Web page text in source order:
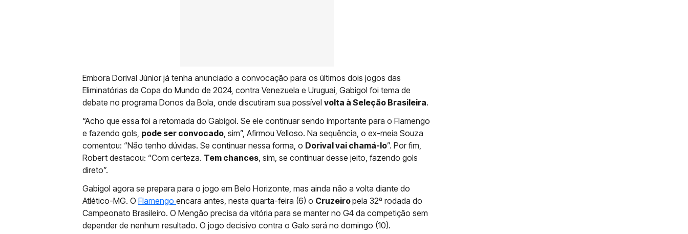
Embora Dorival Júnior já tenha anunciado a convocação para os últimos dois jogos das
Eliminatórias da Copa do Mundo de 2024, contra Venezuela e Uruguai, Gabigol foi tema de
debate no programa Donos da Bola, onde discutiram sua possível volta à Seleção Brasileira.
“Acho que essa foi a retomada do Gabigol. Se ele continuar sendo importante para o Flamengo
e fazendo gols, pode ser convocado, sim”, Afirmou Velloso. Na sequência, o ex-meia Souza
comentou: “Não tenho dúvidas. Se continuar nessa forma, o Dorival vai chamá-lo”. Por fim,
Robert destacou: “Com certeza. Tem chances, sim, se continuar desse jeito, fazendo gols
direto”.
Gabigol agora se prepara para o jogo em Belo Horizonte, mas ainda não a volta diante do
Atlético-MG. O Flamengo encara antes, nesta quarta-feira (6) o Cruzeiropela 32ª rodada do
Campeonato Brasileiro. O Mengão precisa da vitória para se manter no G4 da competição sem
depender de nenhum resultado. O jogo decisivo contra o Galo será no domingo (10).